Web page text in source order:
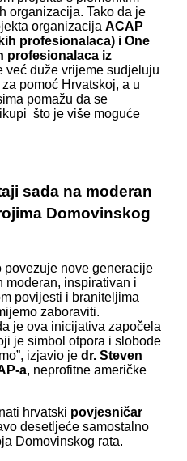
organizacija. Tako da je
organizacija ACAP
profesionalaca) i One
profesionalaca iz
već duže vrijeme sudjeluju
pomoć Hrvatskoj, a u
pomažu da se
što je više moguće
sada na moderan
Domovinskog
povezuje nove generacije
moderan, inspirativan i
povijesti i braniteljima
zaboraviti.
je ova inicijativa započela
je simbol otpora i slobode
izjavio je dr. Steven
a, neprofitne američke
hrvatski povjesničar
desetljeće samostalno
Domovinskog rata.